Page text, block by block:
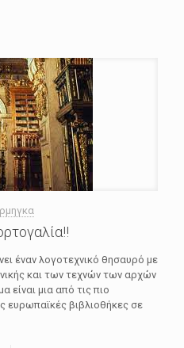
έναν λογοτεχνικό θησαυρό με
και των τεχνών των αρχών
είναι μια από τις πιο
ευρωπαϊκές βιβλιοθήκες σε